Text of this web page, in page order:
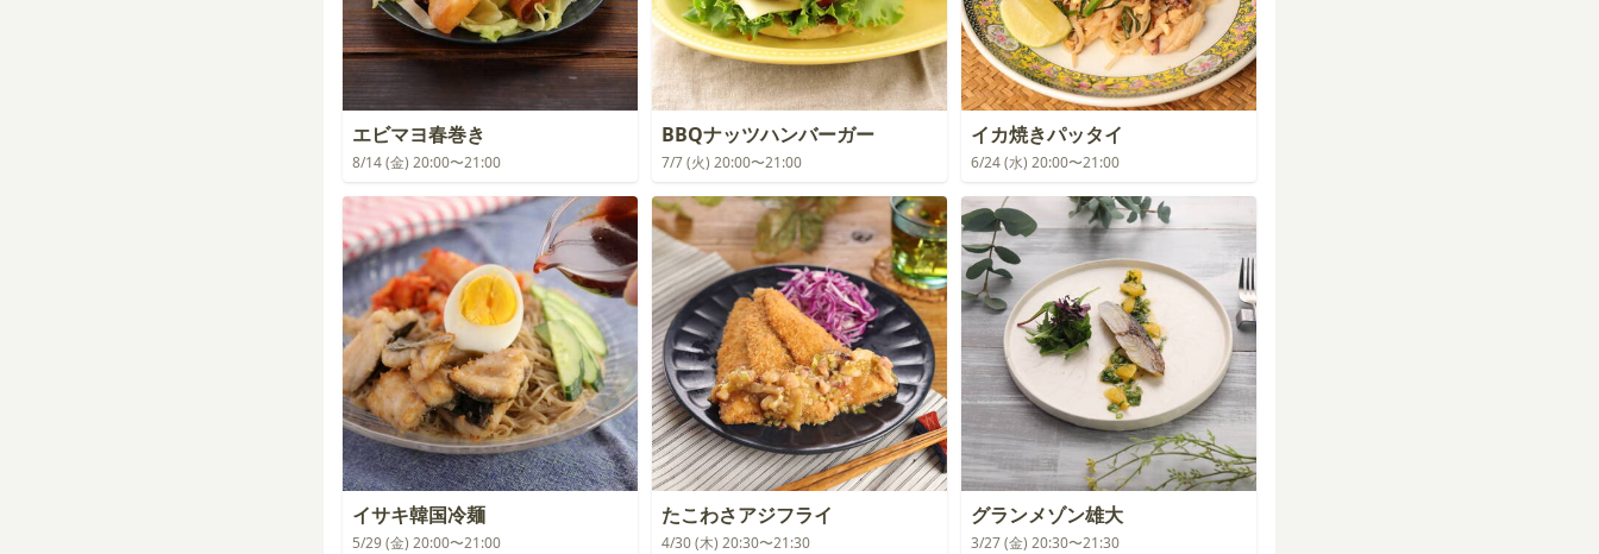
エビマヨ春巻き
8/14 (金) 20:00〜21:00
BBQナッツハンバーガー
7/7 (火) 20:00〜21:00
イカ焼きパッタイ
6/24 (水) 20:00〜21:00
イサキ韓国冷麺
5/29 (金) 20:00〜21:00
たこわさアジフライ
4/30 (木) 20:30〜21:30
グランメゾン雄大
3/27 (金) 20:30〜21:30